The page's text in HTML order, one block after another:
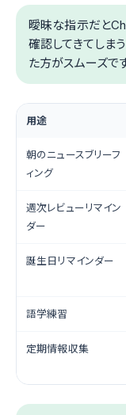
曖昧な指示だと
確認してきてしま
た方がスムーズです
用途
朝のニュースブリーフ
ィング
週次レビューリマイン
ダー
誕生日リマインダー
語学練習
定期情報収集